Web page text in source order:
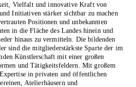
Vielfalt und innovative Kraft von
Initiativen stärker sichtbar zu machen
Positionen und unbekannten
in die Fläche des Landes hinein und
hinaus zu vermitteln. Die bildenden
sind die mitgliederstärkste Sparte der im
Künstlerschaft mit einer großen
und Tätigkeitsfeldern. Mit großem
in privaten und öffentlichen
Atelierhäusern und